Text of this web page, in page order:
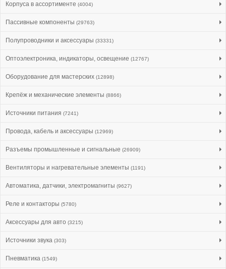
Корпуса в ассортименте (4004)
Пассивные компоненты (29763)
Полупроводники и аксессуары (33331)
Оптоэлектроника, индикаторы, освещение (12767)
Оборудование для мастерских (12898)
Крепёж и механические элементы (8866)
Источники питания (7241)
Провода, кабель и аксессуары (12969)
Разъемы промышленные и сигнальные (26909)
Вентиляторы и нагревательные элементы (1191)
Автоматика, датчики, электромагниты (9627)
Реле и контакторы (5780)
Аксессуары для авто (3215)
Источники звука (303)
Пневматика (1549)